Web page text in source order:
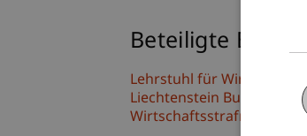
Beteiligte
Lehrstuhl für
Liechtenstein Business
Wirtschaftsstrafrecht,